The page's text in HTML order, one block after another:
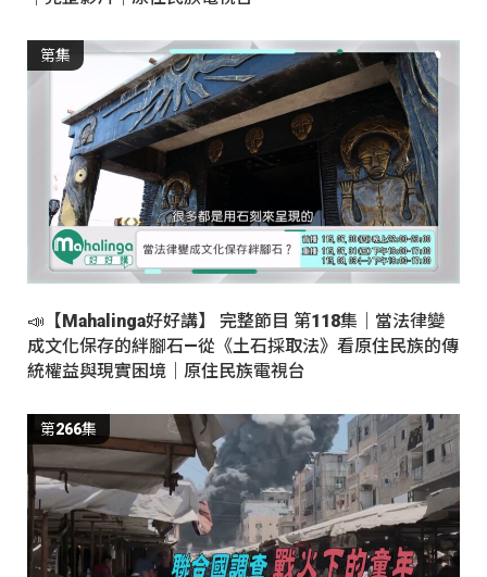
第集
📣【Mahalinga好好講】 完整節目 第118集｜當法律變
成文化保存的絆腳石—從《土石採取法》看原住民族的傳
統權益與現實困境｜原住民族電視台
第266集